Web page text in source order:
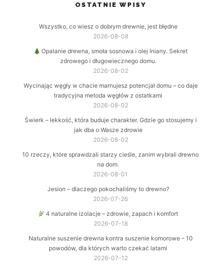
OSTATNIE WPISY
Wszystko, co wiesz o dobrym drewnie, jest błędne
2026-08-08
Opalanie drewna, smoła sosnowa i olej lniany. Sekret
zdrowego i długowiecznego domu.
2026-08-02
Wycinając węgły w chacie marnujesz potencjał domu – co daje
tradycyjna metoda węgłów z ostatkami
2026-08-02
Świerk – lekkość, która buduje charakter. Gdzie go stosujemy i
jak dba o Wasze zdrowie
2026-08-02
10 rzeczy, które sprawdzali starzy cieśle, zanim wybrali drewno
na dom.
2026-08-01
Jesion – dlaczego pokochaliśmy to drewno?
2026-07-26
4 naturalne izolacje – zdrowie, zapach i komfort
2026-07-18
Naturalne suszenie drewna kontra suszenie komorowe – 10
powodów, dla których warto czekać latami
2026-07-12